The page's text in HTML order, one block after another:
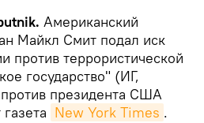
Американский
Майкл Смит подал иск
против террористической
государство" (ИГ,
президента США
New York Times .